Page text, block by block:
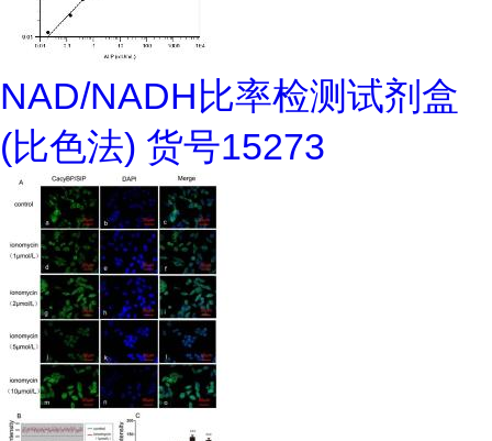
NAD/NADH比率检测试剂盒
(比色法) 货号15273